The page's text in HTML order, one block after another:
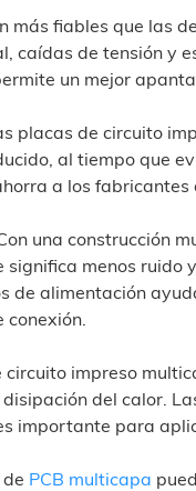
más fiables que las
caídas de tensión y
un mejor
placas de circuito
al tiempo que
a los
una construcción
menos
de alimentación
conexión.
impreso
del calor.
importante para
PCB multicapa